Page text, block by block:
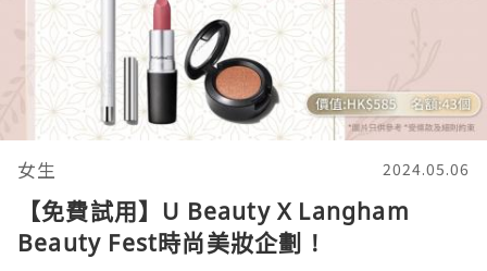
女生 2024.05.06
【免費試用】U Beauty X Langham
Beauty Fest時尚美妝企劃 !